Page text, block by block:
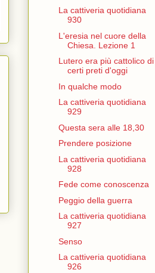
La cattiveria quotidiana
930
L'eresia nel cuore della
Chiesa. Lezione 1
Lutero era più cattolico di
certi preti d'oggi
In qualche modo
La cattiveria quotidiana
929
Questa sera alle 18,30
Prendere posizione
La cattiveria quotidiana
928
Fede come conoscenza
Peggio della guerra
La cattiveria quotidiana
927
Senso
La cattiveria quotidiana
926